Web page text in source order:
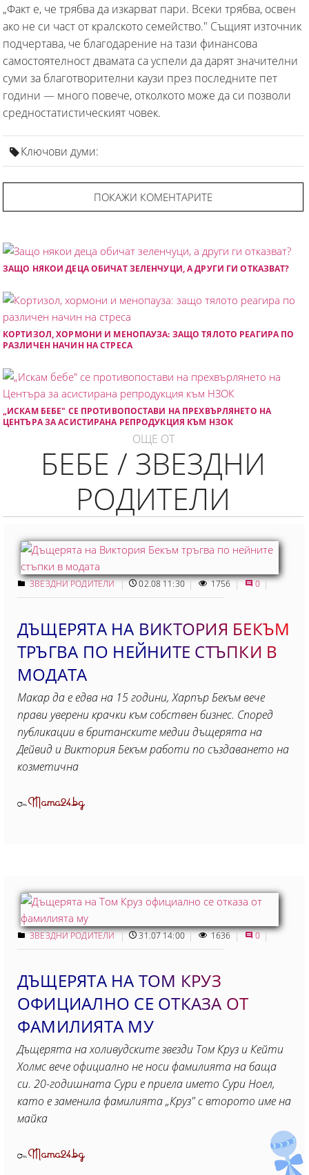
„Факт е, че трябва да изкарват пари. Всеки трябва, освен
ако не си част от кралското семейство." Същият източник
подчертава, че благодарение на тази финансова
самостоятелност двамата са успели да дарят значителни
суми за благотворителни каузи през последните пет
години — много повече, отколкото може да си позволи
средностатистическият човек.
Ключови думи:
ПОКАЖИ КОМЕНТАРИТЕ
ЗАЩО НЯКОИ ДЕЦА ОБИЧАТ ЗЕЛЕНЧУЦИ, А ДРУГИ ГИ ОТКАЗВАТ?
КОРТИЗОЛ, ХОРМОНИ И МЕНОПАУЗА: ЗАЩО ТЯЛОТО РЕАГИРА ПО
РАЗЛИЧЕН НАЧИН НА СТРЕСА
„ИСКАМ БЕБЕ" СЕ ПРОТИВОПОСТАВИ НА ПРЕХВЪРЛЯНЕТО НА
ЦЕНТЪРА ЗА АСИСТИРАНА РЕПРОДУКЦИЯ КЪМ НЗОК
ОЩЕ ОТ
БЕБЕ / ЗВЕЗДНИ
РОДИТЕЛИ
ЗВЕЗДНИ РОДИТЕЛИ 02.08 11:30 1756 0
ДЪЩЕРЯТА НА ВИКТОРИЯ БЕКЪМ
ТРЪГВА ПО НЕЙНИТЕ СТЪПКИ В
МОДАТА
Макар да е едва на 15 години, Харпър Бекъм вече
прави уверени крачки към собствен бизнес. Според
публикации в британските медии дъщерята на
Дейвид и Виктория Бекъм работи по създаването на
козметична
ОтMama24.bg
ЗВЕЗДНИ РОДИТЕЛИ 31.07 14:00 1636 0
ДЪЩЕРЯТА НА ТОМ КРУЗ
ОФИЦИАЛНО СЕ ОТКАЗА ОТ
ФАМИЛИЯТА МУ
Дъщерята на холивудските звезди Том Круз и Кейти
Холмс вече официално не носи фамилията на баща
си. 20-годишната Сури е приела името Сури Ноел,
като е заменила фамилията „Круз" с второто име на
майка
ОтMama24.bg